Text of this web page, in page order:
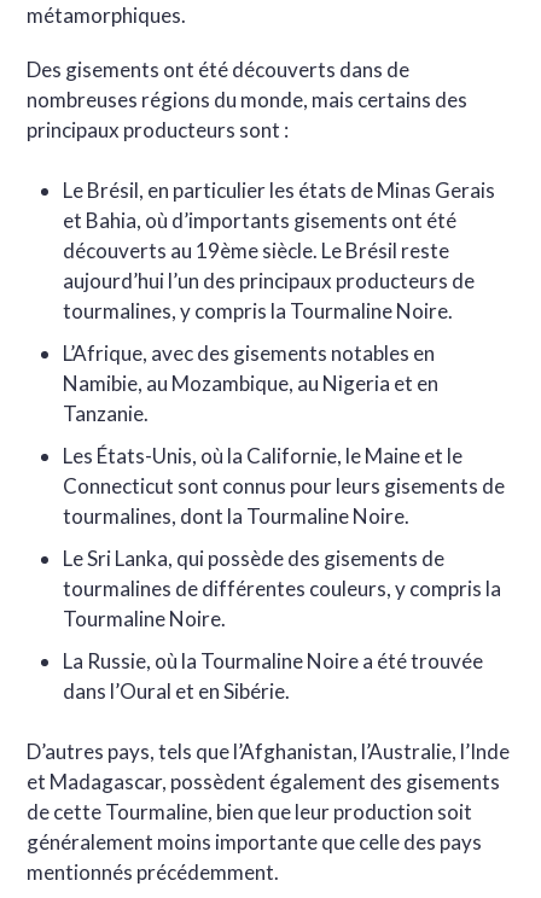
métamorphiques.
Des gisements ont été découverts dans de
nombreuses régions du monde, mais certains des
principaux producteurs sont :
Le Brésil, en particulier les états de Minas Gerais
et Bahia, où d’importants gisements ont été
découverts au 19ème siècle. Le Brésil reste
aujourd’hui l’un des principaux producteurs de
tourmalines, y compris la Tourmaline Noire.
L’Afrique, avec des gisements notables en
Namibie, au Mozambique, au Nigeria et en
Tanzanie.
Les États-Unis, où la Californie, le Maine et le
Connecticut sont connus pour leurs gisements de
tourmalines, dont la Tourmaline Noire.
Le Sri Lanka, qui possède des gisements de
tourmalines de différentes couleurs, y compris la
Tourmaline Noire.
La Russie, où la Tourmaline Noire a été trouvée
dans l’Oural et en Sibérie.
D’autres pays, tels que l’Afghanistan, l’Australie, l’Inde
et Madagascar, possèdent également des gisements
de cette Tourmaline, bien que leur production soit
généralement moins importante que celle des pays
mentionnés précédemment.